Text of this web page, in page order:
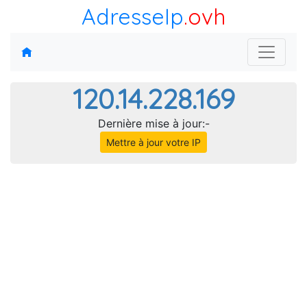
AdresseIp.ovh
120.14.228.169
Dernière mise à jour:-
Mettre à jour votre IP